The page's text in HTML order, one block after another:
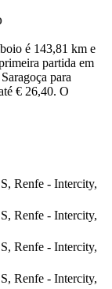
é 143,81 km e
partida em
para
€ 26,40. O
Renfe - Intercity,
Renfe - Intercity,
Renfe - Intercity,
Renfe - Intercity,